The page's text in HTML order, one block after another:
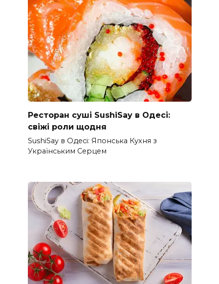
Ресторан суші SushiSay в Одесі:
свіжі роли щодня
SushiSay в Одесі: Японська Кухня з
Українським Серцем